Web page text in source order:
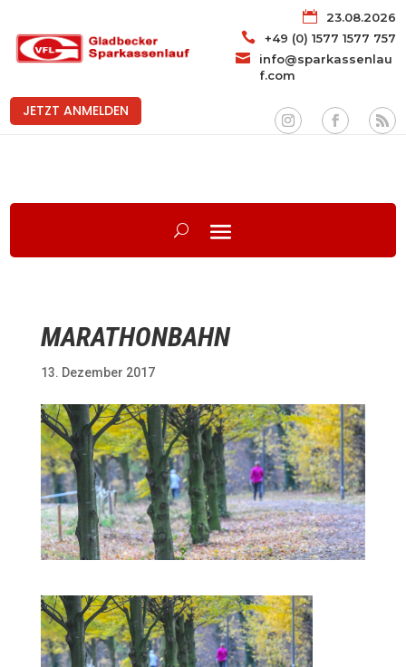

23.08.2026

+49 (0) 1577 1577 757

info@sparkassenlau
f.com
JETZT ANMELDEN
MARATHONBAHN
13. Dezember 2017